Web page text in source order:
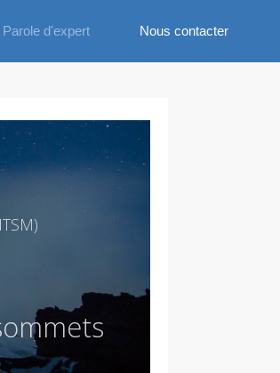
Parole d'expert Nous contacter
ommets